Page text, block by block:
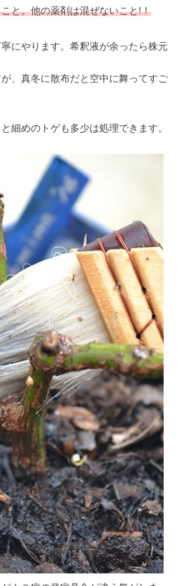
こと。他の薬剤は混ぜないこと!！
にやります。希釈液が余ったら株元
、真冬に散布だと空中に舞ってすご
細めのトゲも多少は処理できます。